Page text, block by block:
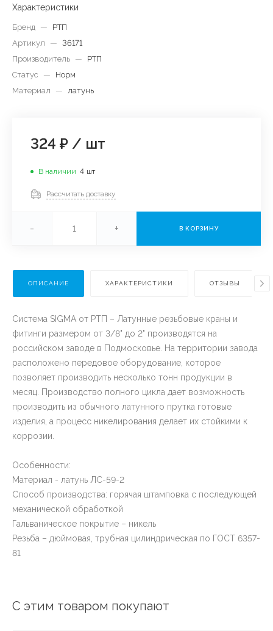
Характеристики
Бренд —
РТП
Артикул
— 36171
Производитель —
РТП
Статус
—
Норм
Материал
— латунь
324 ₽ / шт
В наличии 4 шт
Рассчитать доставку
- + В КОРЗИНУ
ОПИСАНИЕ ХАРАКТЕРИСТИКИ ОТЗЫВЫ
Система SIGMA от РТП – Латунные резьбовые краны и
фитинги размером от 3/8" до 2" производятся на
российском заводе в Подмосковье. На территории завода
расположено передовое оборудование, которое
позволяет производить несколько тонн продукции в
месяц. Производство полного цикла дает возможность
производить из обычного латунного прутка готовые
изделия, а процесс никелирования делает их стойкими к
коррозии.
Особенности:
Материал - латунь ЛС-59-2
Способ производства: горячая штамповка с последующей
механической обработкой
Гальваническое покрытие – никель
Резьба – дюймовая, трубная цилиндрическая по ГОСТ 6357-
81
С этим товаром покупают